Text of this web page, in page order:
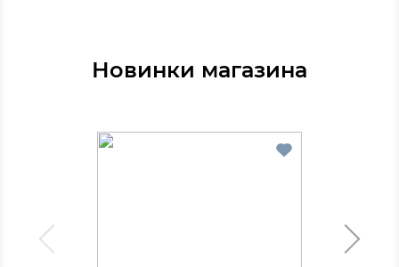
Новинки магазина